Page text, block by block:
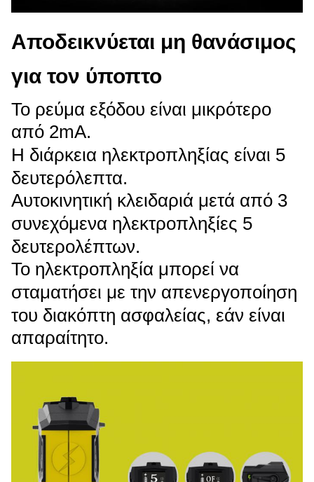
Αποδεικνύεται μη θανάσιμος
για τον ύποπτο
Το ρεύμα εξόδου είναι μικρότερο
από 2mA.
Η διάρκεια ηλεκτροπληξίας είναι 5
δευτερόλεπτα.
Αυτοκινητική κλειδαριά μετά από 3
συνεχόμενα ηλεκτροπληξίες 5
δευτερολέπτων.
Το ηλεκτροπληξία μπορεί να
σταματήσει με την απενεργοποίηση
του διακόπτη ασφαλείας, εάν είναι
απαραίτητο.